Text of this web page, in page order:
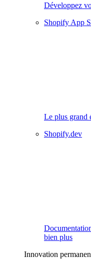
Développez
Shopify App
Le plus grand
Shopify.dev
bien plus
Innovation